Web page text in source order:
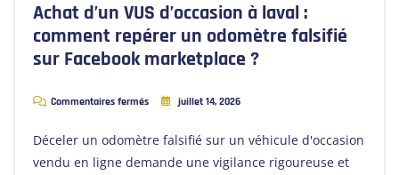
Achat d’un VUS d’occasion à laval :
comment repérer un odomètre falsifié
sur Facebook marketplace ?
Commentaires fermés juillet 14, 2026
Déceler un odomètre falsifié sur un véhicule d'occasion
vendu en ligne demande une vigilance rigoureuse et